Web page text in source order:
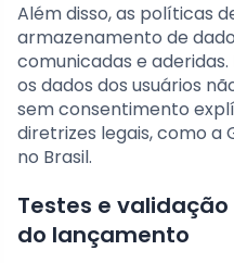
Além disso, as políticas
armazenamento de
comunicadas e
os dados dos usuários
sem consentimento
diretrizes legais, como a
no Brasil.
Testes e
do lançamento